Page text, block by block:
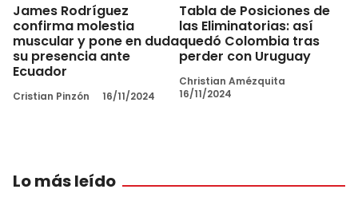
James Rodríguez
confirma molestia
muscular y pone en duda
su presencia ante
Ecuador
Cristian Pinzón 16/11/2024
Tabla de Posiciones de
las Eliminatorias: así
quedó Colombia tras
perder con Uruguay
Christian Amézquita
16/11/2024
Lo más leído